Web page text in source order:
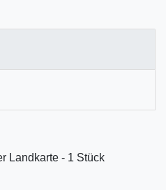
Landkarte - 1 Stück